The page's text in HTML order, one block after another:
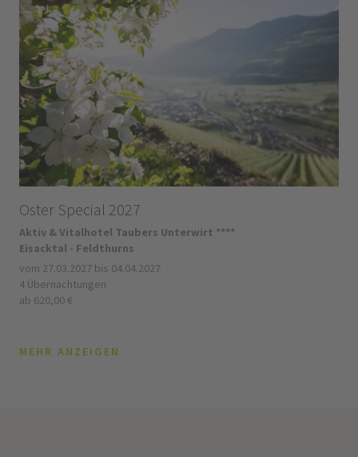
Oster Special 2027
Aktiv & Vitalhotel Taubers Unterwirt ****
Eisacktal - Feldthurns
vom 27.03.2027 bis 04.04.2027
4 Übernachtungen
ab 620,00 €
MEHR ANZEIGEN